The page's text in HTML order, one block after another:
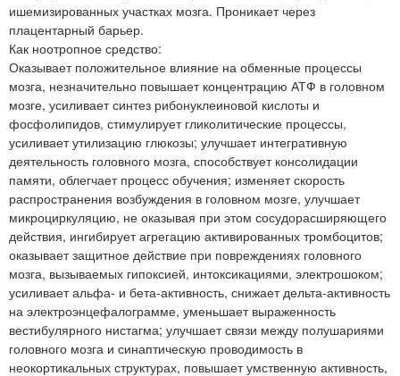
ишемизированных участках мозга. Проникает через
плацентарный барьер.
Как ноотропное средство:
Оказывает положительное влияние на обменные процессы
мозга, незначительно повышает концентрацию АТФ в головном
мозге, усиливает синтез рибонуклеиновой кислоты и
фосфолипидов, стимулирует гликолитические процессы,
усиливает утилизацию глюкозы; улучшает интегративную
деятельность головного мозга, способствует консолидации
памяти, облегчает процесс обучения; изменяет скорость
распространения возбуждения в головном мозге, улучшает
микроциркуляцию, не оказывая при этом сосудорасширяющего
действия, ингибирует агрегацию активированных тромбоцитов;
оказывает защитное действие при повреждениях головного
мозга, вызываемых гипоксией, интоксикациями, электрошоком;
усиливает альфа- и бета-активность, снижает дельта-активность
на электроэнцефалограмме, уменьшает выраженность
вестибулярного нистагма; улучшает связи между полушариями
головного мозга и синаптическую проводимость в
неокортикальных структурах, повышает умственную активность,